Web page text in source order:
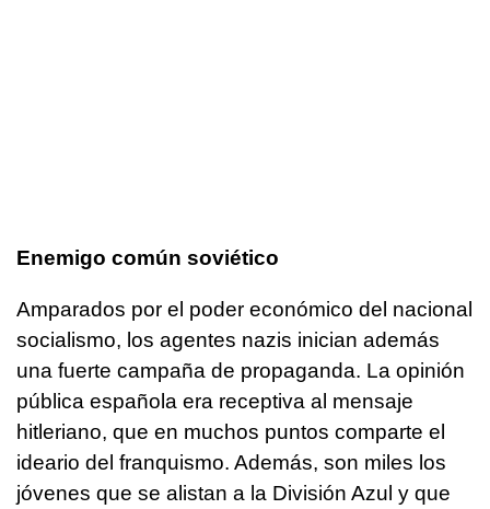
Enemigo común soviético
Amparados por el poder económico del nacional
socialismo, los agentes nazis inician además
una fuerte campaña de propaganda. La opinión
pública española era receptiva al mensaje
hitleriano, que en muchos puntos comparte el
ideario del franquismo. Además, son miles los
jóvenes que se alistan a la División Azul y que